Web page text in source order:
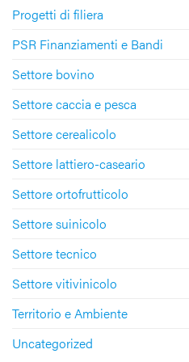
Progetti di filiera
PSR Finanziamenti e Bandi
Settore bovino
Settore caccia e pesca
Settore cerealicolo
Settore lattiero-caseario
Settore ortofrutticolo
Settore suinicolo
Settore tecnico
Settore vitivinicolo
Territorio e Ambiente
Uncategorized